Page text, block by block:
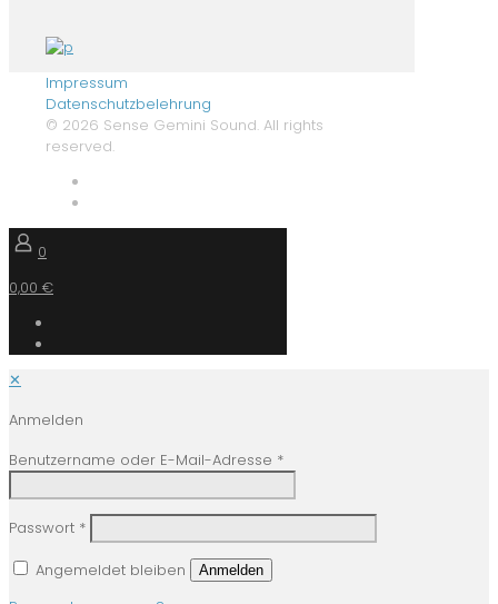
Impressum
Datenschutzbelehrung
© 2026 Sense Gemini Sound. All rights
reserved.
0
0,00 €
✕
Anmelden
Benutzername oder E-Mail-Adresse *
Passwort *
Angemeldet bleiben
Anmelden